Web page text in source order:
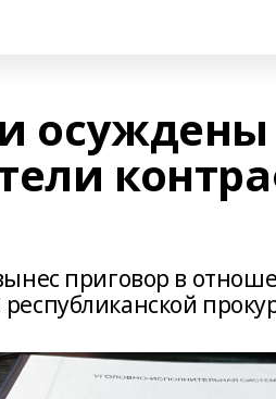
осуждены
приговор в